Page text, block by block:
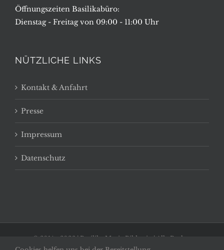
Öffnungszeiten Basilikabüro:
Dienstag - Freitag von 09:00 - 11:00 Uhr
NÜTZLICHE LINKS
Kontakt & Anfahrt
Presse
Impressum
Datenschutz
© 2014 - 2026 | Basilika Maria Bildstein | Alle Rechte